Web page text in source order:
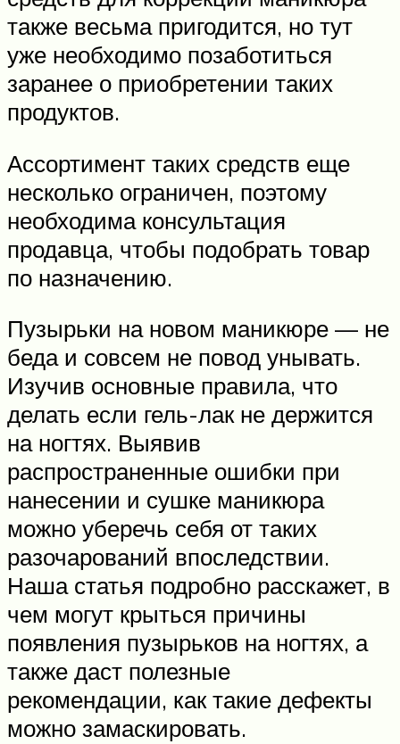
также весьма пригодится, но тут
уже необходимо позаботиться
заранее о приобретении таких
продуктов.
Ассортимент таких средств еще
несколько ограничен, поэтому
необходима консультация
продавца, чтобы подобрать товар
по назначению.
Пузырьки на новом маникюре — не
беда и совсем не повод унывать.
Изучив основные правила, что
делать если гель-лак не держится
на ногтях. Выявив
распространенные ошибки при
нанесении и сушке маникюра
можно уберечь себя от таких
разочарований впоследствии.
Наша статья подробно расскажет, в
чем могут крыться причины
появления пузырьков на ногтях, а
также даст полезные
рекомендации, как такие дефекты
можно замаскировать.